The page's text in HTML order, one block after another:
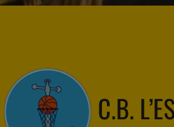
C.B.